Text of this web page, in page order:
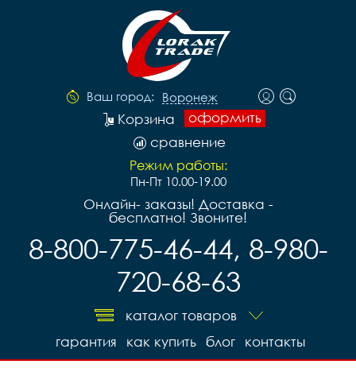
Ваш город: Воронеж
оформить
Корзина
сравнение
Режим работы:
Пн-Пт 10.00-19.00
Онлайн- заказы! Доставка -
бесплатно! Звоните!
8-800-775-46-44, 8-980-
720-68-63
каталог товаров
контакты
блог
как купить
гарантия